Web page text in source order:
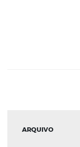
ARQUIVO